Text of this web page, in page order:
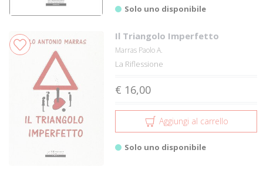
Solo uno disponibile
Il Triangolo Imperfetto
Marras Paolo A.
La Riflessione
€ 16,00
Aggiungi al carrello
Solo uno disponibile